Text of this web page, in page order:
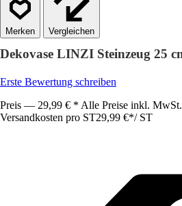
Vergleichen
Dekovase LINZI Steinzeug 25
Erste Bewertung schreiben
Preis — 29,99 € * Alle Preise inkl.
Versandkosten pro ST29,99 €*/ ST